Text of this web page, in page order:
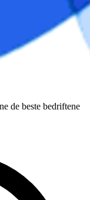
de beste bedriftene